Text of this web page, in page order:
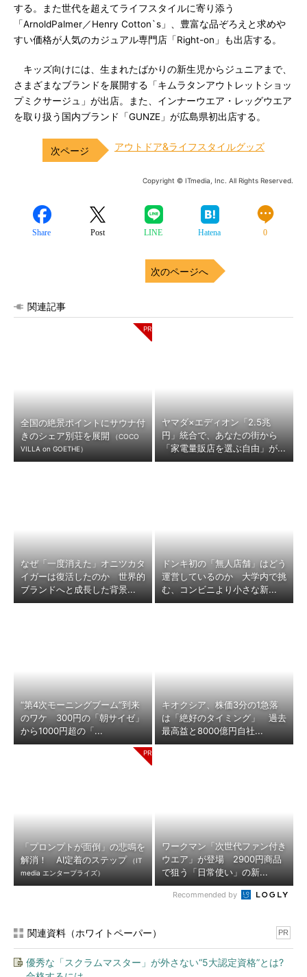
する。また世代を超えてライフスタイルに寄り添う
「ArnoldPalmer／Henry Cotton`s」、豊富な品ぞろえと求めや
すい価格が人気のカジュアル専門店「Right-on」も出店する。
キッズ向けには、生まれたばかりの新生児からジュニアまで、
さまざまなブランドを展開する「キムラタンアウトレットショッ
プミクサージュ」が出店。また、インナーウエア・レッグウエア
を取り扱う国内ブランド「GUNZE」が広島県初出店する。
アウトドア&ライフスタイルグッズ
Copyright © ITmedia, Inc. All Rights Reserved.
Share Post LINE Hatena 0
次のページへ
関連記事
全国の絶景ポイントにサウナ付
きのシェア別荘を展開
（COCO
VILLA on GOETHE）
ヤマダ×エディオン「2.5兆
円」統合で、あなたの街から
「家電量販店を選ぶ自由」が...
なぜ「一度消えた」オニツカタ
イガーは復活したのか 世界的
ブランドへと成長した背景...
ドンキ初の「無人店舗」はどう
運営しているのか 大学内で挑
む、コンビニより小さな新...
“第4次モーニングブーム”到来
のワケ 300円の「朝サイゼ」
から1000円超の「...
キオクシア、株価3分の1急落
は「絶好のタイミング」 過去
最高益と8000億円自社...
「プロンプトが面倒」の悲鳴を
解消！ AI定着のステップ
（IT
media エンタープライズ）
ワークマン「次世代ファン付き
ウエア」が登場 2900円商品
で狙う「日常使い」の新...
Recommended by
関連資料（ホワイトペーパー） PR
優秀な「スクラムマスター」が外さない“5大認定資格”とは?